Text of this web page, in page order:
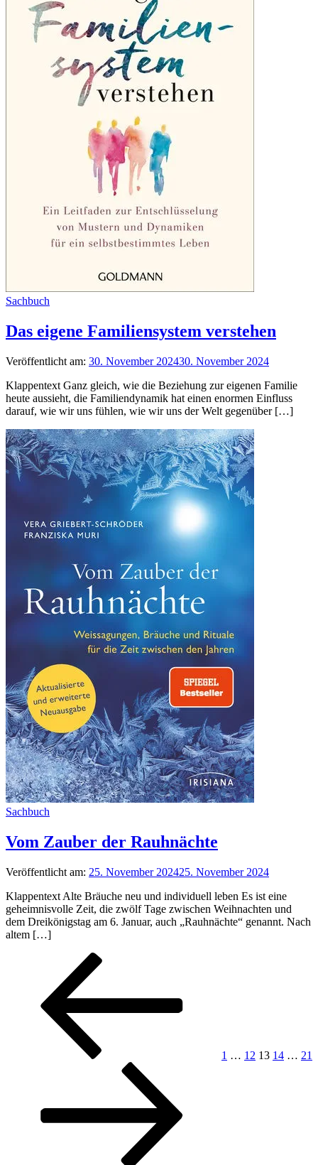
Sachbuch
Das eigene Familiensystem verstehen
Veröffentlicht am: 30. November 202430. November 2024
Klappentext Ganz gleich, wie die Beziehung zur eigenen Familie
heute aussieht, die Familiendynamik hat einen enormen Einfluss
darauf, wie wir uns fühlen, wie wir uns der Welt gegenüber […]
Sachbuch
Vom Zauber der Rauhnächte
Veröffentlicht am: 25. November 202425. November 2024
Klappentext Alte Bräuche neu und individuell leben Es ist eine
geheimnisvolle Zeit, die zwölf Tage zwischen Weihnachten und
dem Dreikönigstag am 6. Januar, auch „Rauhnächte“ genannt. Nach
altem […]
Seitennummerierung
Beiträge
1 … 12 13 14 … 21